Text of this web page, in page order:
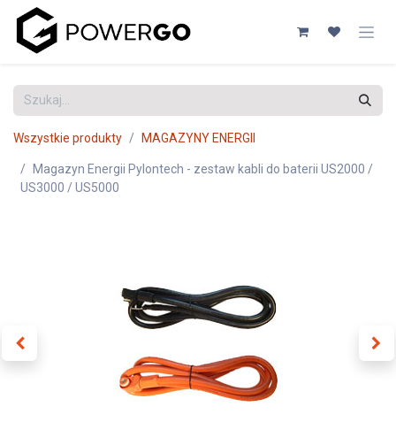
Przejdź do zawartości
Wszystkie produkty MAGAZYNY ENERGII
Magazyn Energii Pylontech - zestaw kabli do baterii US2000 /
US3000 / US5000